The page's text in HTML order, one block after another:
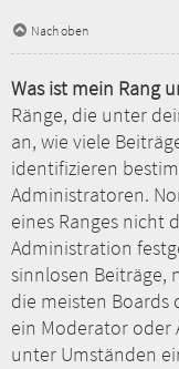
Nach oben
Was ist mein Rang
Ränge, die unter
an, wie viele
identifizieren
Administratoren.
eines Ranges nicht
Administration
sinnlosen Beiträge,
die meisten Boards
ein Moderator oder
unter Umständen